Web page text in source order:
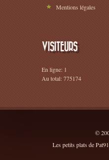
Mentions légales
VISITEURS
En ligne: 1
Au total: 775174
©
Les petits plats de